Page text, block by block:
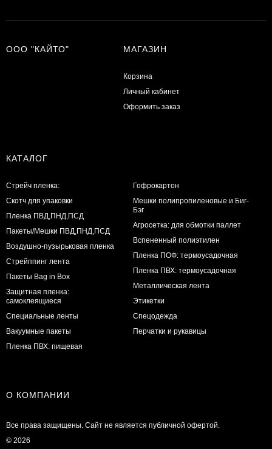
ООО "КАЙТО" МАГАЗИН
Корзина
Личный кабинет
Оформить заказ
КАТАЛОГ
Стрейч пленка:
Скотч для упаковки
Пленка ПВД,ПНД,ПСД
Пакеты/Мешки ПВД,ПНД,ПСД
Воздушно-пузырьковая пленка
Стрейппинг лента
Пакеты Bag in Box
Защитная пленка:
самоклеящиеся
Специальные ленты
Вакуумные пакеты
Пленка ПВХ: пищевая
Гофрокартон
Мешки полипропиленовые и Биг-
Бэг
Агросетка: для обмотки паллет
Вспененный полиэтилен
Пленка ПОФ: термоусадочная
Пленка ПВХ: термоусадочная
Металлическая лента
Этикетки
Спецодежда
Перчатки и рукавицы
О КОМПАНИИ
Все права защищены. Сайт не является публичной офертой.
© 2026